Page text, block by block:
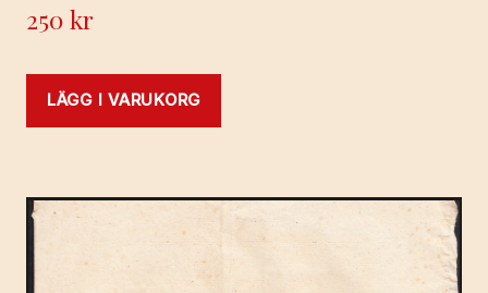
250kr
LÄGG I VARUKORG